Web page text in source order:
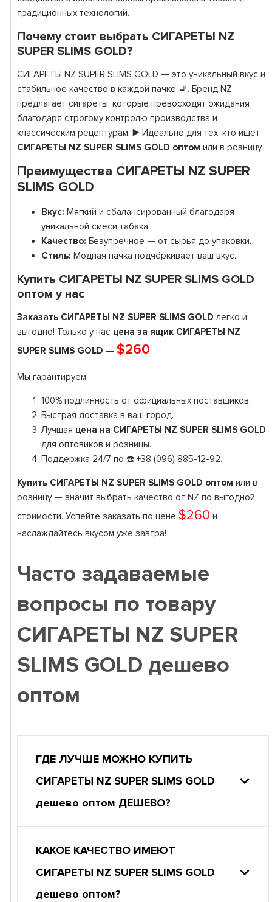
традиционных технологий.
Почему стоит выбрать СИГАРЕТЫ NZ
SUPER SLIMS GOLD?
СИГАРЕТЫ NZ SUPER SLIMS GOLD — это уникальный вкус и
стабильное качество в каждой пачке 🚬. Бренд NZ
предлагает сигареты, которые превосходят ожидания
благодаря строгому контролю производства и
классическим рецептурам. ▶️ Идеально для тех, кто ищет
СИГАРЕТЫ NZ SUPER SLIMS GOLD оптом или в розницу.
Преимущества СИГАРЕТЫ NZ SUPER
SLIMS GOLD
Вкус: Мягкий и сбалансированный благодаря
уникальной смеси табака.
Качество: Безупречное — от сырья до упаковки.
Стиль: Модная пачка подчёркивает ваш вкус.
Купить СИГАРЕТЫ NZ SUPER SLIMS GOLD
оптом у нас
Заказать СИГАРЕТЫ NZ SUPER SLIMS GOLD легко и
выгодно! Только у нас цена за ящик СИГАРЕТЫ NZ
SUPER SLIMS GOLD — $260.
Мы гарантируем:
100% подлинность от официальных поставщиков.
Быстрая доставка в ваш город.
Лучшая цена на СИГАРЕТЫ NZ SUPER SLIMS GOLD
для оптовиков и розницы.
Поддержка 24/7 по ☎️ +38 (096) 885-12-92.
Купить СИГАРЕТЫ NZ SUPER SLIMS GOLD оптом или в
розницу — значит выбрать качество от NZ по выгодной
стоимости. Успейте заказать по цене $260 и
наслаждайтесь вкусом уже завтра!
Часто задаваемые
вопросы по товару
СИГАРЕТЫ NZ SUPER
SLIMS GOLD дешево
оптом
ГДЕ ЛУЧШЕ МОЖНО КУПИТЬ
СИГАРЕТЫ NZ SUPER SLIMS GOLD
дешево оптом ДЕШЕВО?
КАКОЕ КАЧЕСТВО ИМЕЮТ
СИГАРЕТЫ NZ SUPER SLIMS GOLD
дешево оптом?